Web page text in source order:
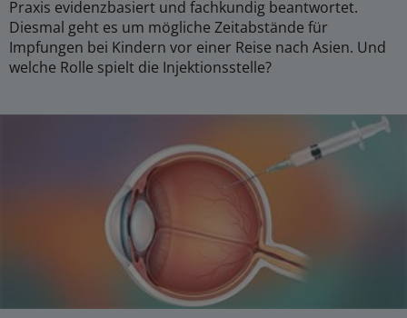
Praxis evidenzbasiert und fachkundig beantwortet.
Diesmal geht es um mögliche Zeitabstände für
Impfungen bei Kindern vor einer Reise nach Asien. Und
welche Rolle spielt die Injektionsstelle?